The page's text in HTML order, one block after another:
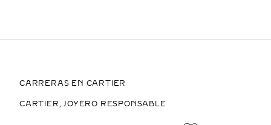
CARRERAS EN CARTIER
CARTIER, JOYERO RESPONSABLE